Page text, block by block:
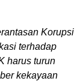
Korupsi
terhadap
harus turun
kekayaan